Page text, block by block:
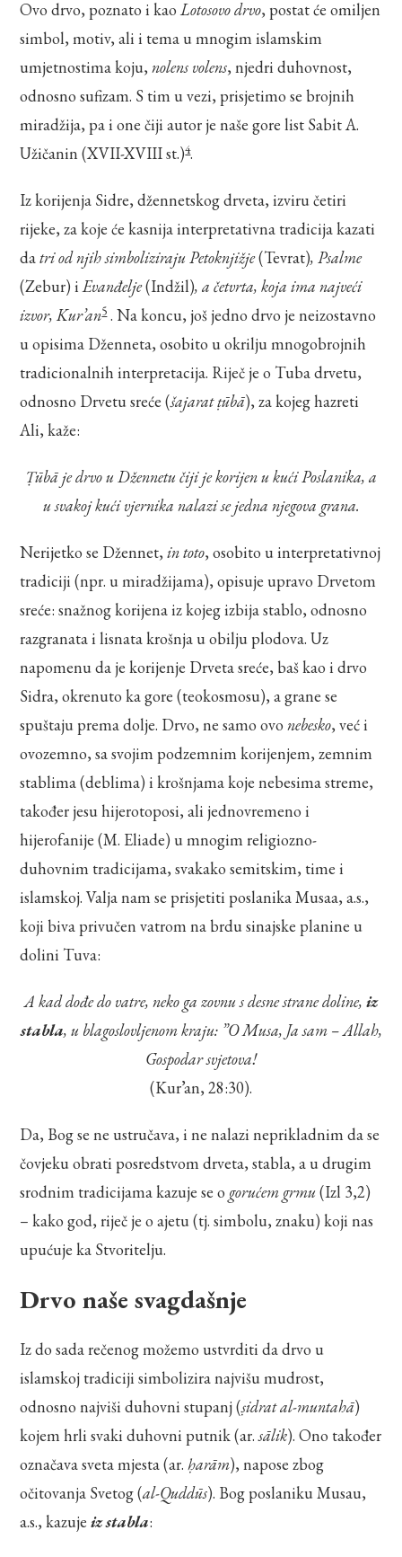
Ovo drvo, poznato i kaoLotosovo drvo, postat će omiljen
simbol, motiv, ali i tema u mnogim islamskim
umjetnostima koju,nolens volens, njedri duhovnost,
odnosno sufizam. S tim u vezi, prisjetimo se brojnih
miradžija, pa i one čiji autor je naše gore list Sabit A.
Užičanin (XVII-XVIII st.)4.
Iz korijenja Sidre, džennetskog drveta, izviru četiri
rijeke, za koje će kasnija interpretativna tradicija kazati
datri od njih simboliziraju Petoknjižje(Tevrat), Psalme
(Zebur) iEvanđelje(Indžil), a četvrta, koja ima najveći
izvor, Kur’an5. Na koncu, još jedno drvo je neizostavno
u opisima Dženneta, osobito u okrilju mnogobrojnih
tradicionalnih interpretacija. Riječ je o Tuba drvetu,
odnosno Drvetu sreće (šajarat ṭūbā), za kojeg hazreti
Ali, kaže:
Ṭūbā je drvo u Džennetu čiji je korijen u kući Poslanika, a
u svakoj kući vjernika nalazi se jedna njegova grana.
Nerijetko se Džennet,in toto, osobito u interpretativnoj
tradiciji (npr. u miradžijama), opisuje upravo Drvetom
sreće: snažnog korijena iz kojeg izbija stablo, odnosno
razgranata i lisnata krošnja u obilju plodova. Uz
napomenu da je korijenje Drveta sreće, baš kao i drvo
Sidra, okrenuto ka gore (teokosmosu), a grane se
spuštaju prema dolje. Drvo, ne samo ovonebesko, već i
ovozemno, sa svojim podzemnim korijenjem, zemnim
stablima (deblima) i krošnjama koje nebesima streme,
također jesu hijerotoposi, ali jednovremeno i
hijerofanije (M. Eliade) u mnogim religiozno-
duhovnim tradicijama, svakako semitskim, time i
islamskoj. Valja nam se prisjetiti poslanika Musaa, a.s.,
koji biva privučen vatrom na brdu sinajske planine u
dolini Tuva:
A kad dođe do vatre, neko ga zovnu s desne strane doline, iz
stabla, u blagoslovljenom kraju: ”O Musa, Ja sam – Allah,
Gospodar svjetova!
(Kur’an, 28:30).
Da, Bog se ne ustručava, i ne nalazi neprikladnim da se
čovjeku obrati posredstvom drveta, stabla, a u drugim
srodnim tradicijama kazuje se o gorućem grmu(Izl 3,2)
– kako god, riječ je o ajetu (tj. simbolu, znaku) koji nas
upućuje ka Stvoritelju.
Drvo naše svagdašnje
Iz do sada rečenog možemo ustvrditi da drvo u
islamskoj tradiciji simbolizira najvišu mudrost,
odnosno najviši duhovni stupanj (ṣidrat al-muntahā)
kojem hrli svaki duhovni putnik (ar.sālik). Ono također
označava sveta mjesta (ar.ḥarām), napose zbog
očitovanja Svetog (al-Quddūs). Bog poslaniku Musau,
a.s., kazujeiz stabla: